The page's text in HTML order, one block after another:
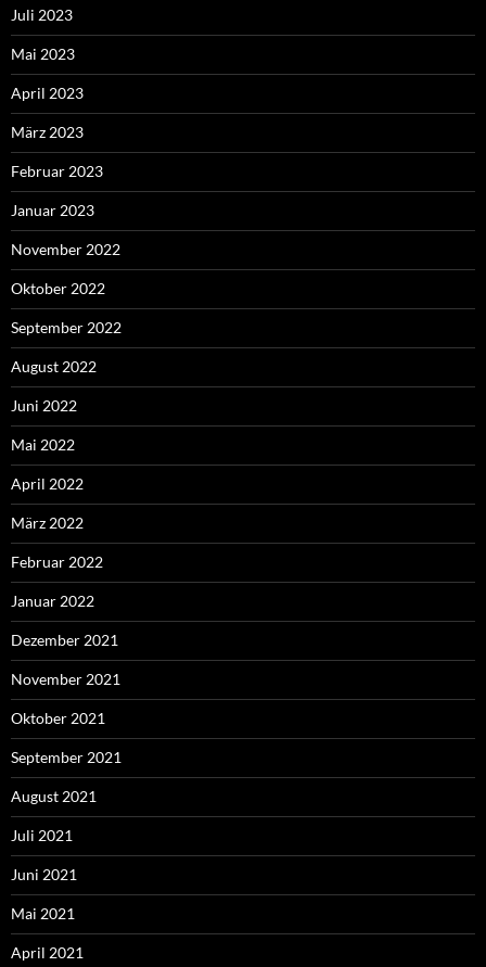
Juli 2023
Mai 2023
April 2023
März 2023
Februar 2023
Januar 2023
November 2022
Oktober 2022
September 2022
August 2022
Juni 2022
Mai 2022
April 2022
März 2022
Februar 2022
Januar 2022
Dezember 2021
November 2021
Oktober 2021
September 2021
August 2021
Juli 2021
Juni 2021
Mai 2021
April 2021